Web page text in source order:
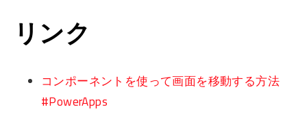
リンク
コンポーネントを使って画面を移動する方法
#PowerApps